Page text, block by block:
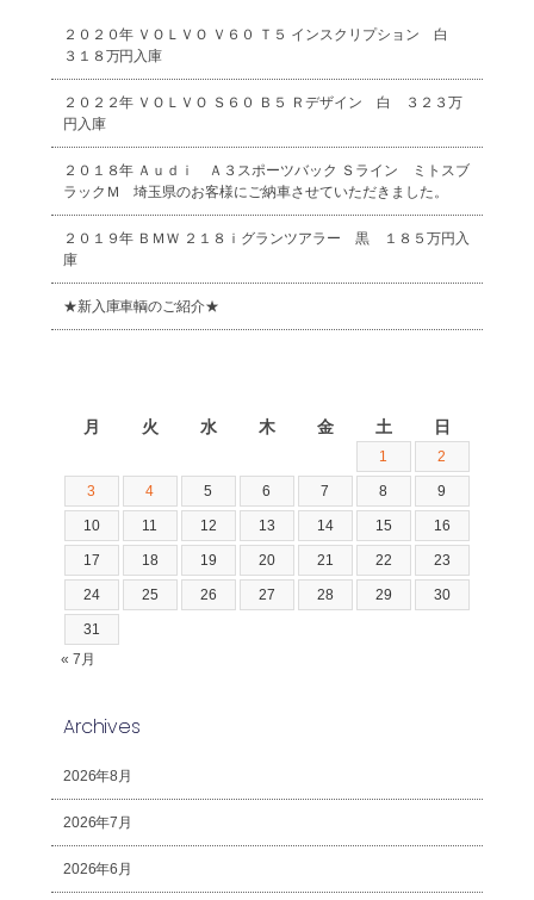
２０２０年 ＶＯＬＶＯ Ｖ６０ Ｔ５ インスクリプション 白
３１８万円入庫
２０２２年 ＶＯＬＶＯ Ｓ６０ Ｂ５ Ｒデザイン 白 ３２３万
円入庫
２０１８年 Ａｕｄｉ Ａ３スポーツバック Ｓライン ミトスブ
ラックＭ 埼玉県のお客様にご納車させていただきました。
２０１９年 ＢＭＷ ２１８ｉグランツアラー 黒 １８５万円入
庫
★新入庫車輌のご紹介★
月 火 水 木 金 土 日
1 2
3 4 5 6 7 8 9
10 11 12 13 14 15 16
17 18 19 20 21 22 23
24 25 26 27 28 29 30
31
« 7月
Archives
2026年8月
2026年7月
2026年6月